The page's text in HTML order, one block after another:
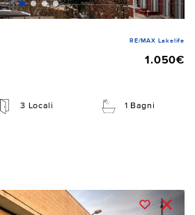
RE/MAX Lakelife
1.050€
3 Locali 1 Bagni